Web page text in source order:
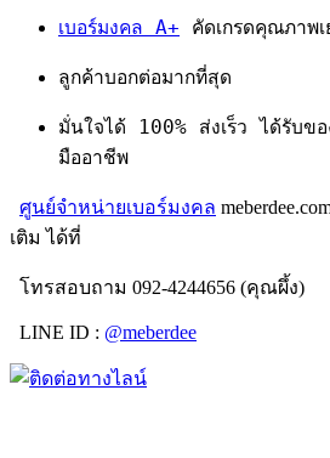
เบอร์มงคล A+ คัดเกรดคุณภาพเ
ลูกค้าบอกต่อมากที่สุด
มั่นใจได้ 100% ส่งเร็ว ได้รับข
มืออาชีพ
ศูนย์จำหน่ายเบอร์มงคล
เติม ได้ที่
โทรสอบถาม 092-4244656 (คุณผึ้ง)
LINE ID : @meberdee